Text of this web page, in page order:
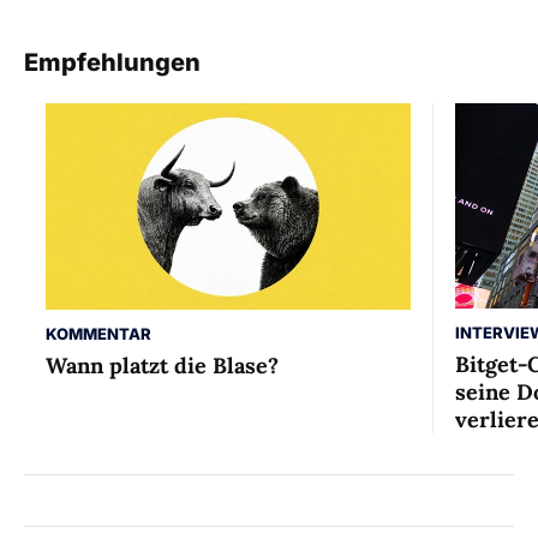
Empfehlungen
KOMMENTAR
Wann platzt die Blase?
Bitget-
seine